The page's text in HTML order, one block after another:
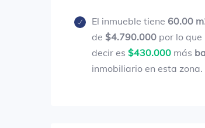
El inmueble tiene 60.00
de $4.790.000 por lo
decir es $430.000 más
inmobiliario en esta zona.